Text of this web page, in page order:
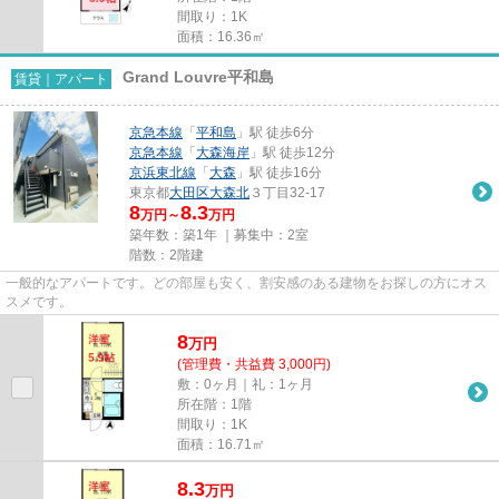
間取り：1K
面積：16.36㎡
賃貸｜アパート Grand Louvre平和島
京急本線 「 平和島 」駅 徒歩6分
京急本線 「 大森海岸 」駅 徒歩12分
京浜東北線 「 大森 」駅 徒歩16分
東京都大田区大森北 ３丁目32-17
8万円～8.3万円
築年数：築1年 ｜募集中： 2室
階数：2階建
一般的なアパートです。どの部屋も安く、割安感のある建物をお探しの方にオス
スメです。
8万円
(管理費・共益費 3,000円)
敷：0ヶ月｜礼：1ヶ月
所在階：1階
間取り：1K
面積：16.71㎡
8.3万円